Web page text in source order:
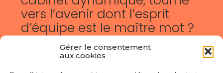
Gérer le consentement
aux cookies
vers l’avenir dont l’esprit
d’équipe est le maître mot ?
C’est par là